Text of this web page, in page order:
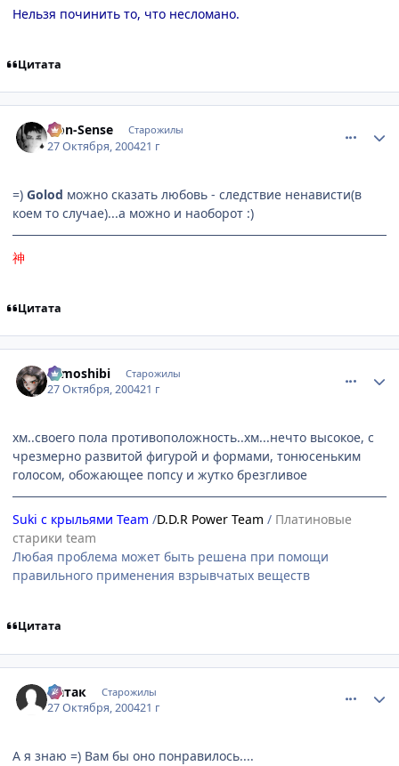
Нельзя починить то, что несломано.
Цитата
Non-Sense Старожилы
27 Октября, 200421 г
=) Golod можно сказать любовь - следствие ненависти(в
коем то случае)...а можно и наоборот :)
神
Цитата
tomoshibi Старожилы
27 Октября, 200421 г
хм..своего пола противоположность..хм...нечто высокое, с
чрезмерно развитой фигурой и формами, тонюсеньким
голосом, обожающее попсу и жутко брезгливое
Suki с крыльями Team /D.D.R Power Team / Платиновые
старики team
Любая проблема может быть решена при помощи
правильного применения взрывчатых веществ
Цитата
Натак Старожилы
27 Октября, 200421 г
А я знаю =) Вам бы оно понравилось....